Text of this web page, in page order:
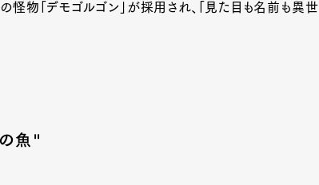
の怪物「デモゴルゴン」が採用され、「見た目も名前も異世
魚"